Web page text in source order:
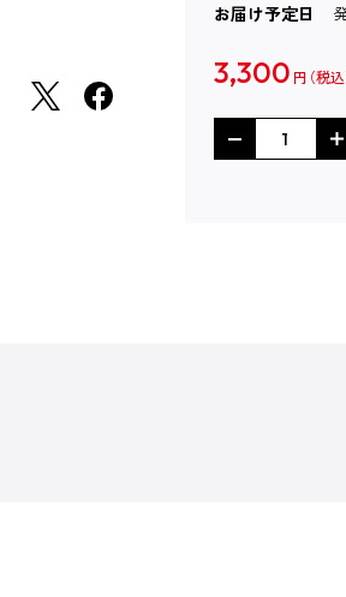
お届け予定日
3,300 円